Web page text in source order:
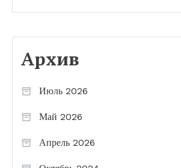
Архив
Июль 2026
Май 2026
Апрель 2026